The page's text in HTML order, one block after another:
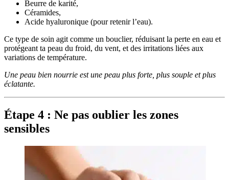
Beurre de karité,
Céramides,
Acide hyaluronique (pour retenir l’eau).
Ce type de soin agit comme un bouclier, réduisant la perte en eau et
protégeant ta peau du froid, du vent, et des irritations liées aux
variations de température.
Une peau bien nourrie est une peau plus forte, plus souple et plus
éclatante.
Étape 4 : Ne pas oublier les zones
sensibles